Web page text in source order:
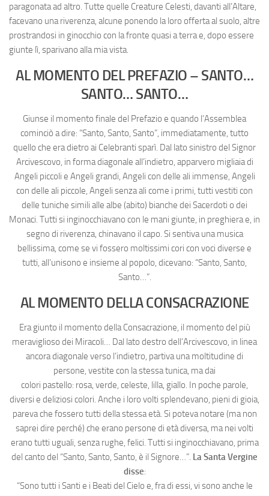
paragonata ad altro. Tutte quelle Creature Celesti, davanti all’Altare,
facevano una riverenza, alcune ponendo la loro offerta al suolo, altre
prostrandosi in ginocchio con la fronte quasi a terra e, dopo essere
giunte lì, sparivano alla mia vista.
AL MOMENTO DEL PREFAZIO – SANTO…
SANTO… SANTO…
Giunse il momento finale del Prefazio e quando l’Assemblea
cominciò a dire: “Santo, Santo, Santo”, immediatamente, tutto
quello che era dietro ai Celebranti sparì. Dal lato sinistro del Signor
Arcivescovo, in forma diagonale all’indietro, apparvero migliaia di
Angeli piccoli e Angeli grandi, Angeli con delle ali immense, Angeli
con delle ali piccole, Angeli senza ali come i primi, tutti vestiti con
delle tuniche simili alle albe (abito) bianche dei Sacerdoti o dei
Monaci. Tutti si inginocchiavano con le mani giunte, in preghiera e, in
segno di riverenza, chinavano il capo. Si sentiva una musica
bellissima, come se vi fossero moltissimi cori con voci diverse e
tutti, all’unisono e insieme al popolo, dicevano: “Santo, Santo,
Santo…”.
AL MOMENTO DELLA CONSACRAZIONE
Era giunto il momento della Consacrazione, il momento del più
meraviglioso dei Miracoli… Dal lato destro dell’Arcivescovo, in linea
ancora diagonale verso l’indietro, partiva una moltitudine di
persone, vestite con la stessa tunica, ma dai
colori pastello: rosa, verde, celeste, lilla, giallo. In poche parole,
diversi e deliziosi colori. Anche i loro volti splendevano, pieni di gioia,
pareva che fossero tutti della stessa età. Si poteva notare (ma non
saprei dire perché) che erano persone di età diversa, ma nei volti
erano tutti uguali, senza rughe, felici. Tutti si inginocchiavano, prima
del canto del “Santo, Santo, Santo, è il Signore…”. La Santa Vergine
disse:
“Sono tutti i Santi e i Beati del Cielo e, fra di essi, vi sono anche le